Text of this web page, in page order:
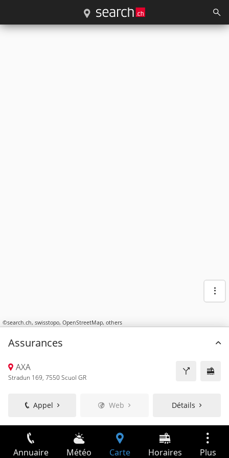
©search.ch, swisstopo, OpenStreetMap, others
Assurances
AXA
Stradun 169, 7550 Scuol GR
Appel Web Détails
Annuaire Météo Carte Horaires Plus